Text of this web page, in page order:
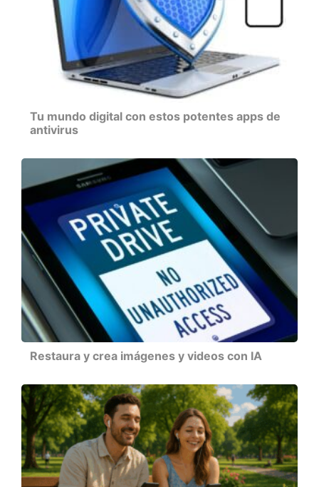
Tu mundo digital con estos potentes apps de
antivirus
Restaura y crea imágenes y videos con IA